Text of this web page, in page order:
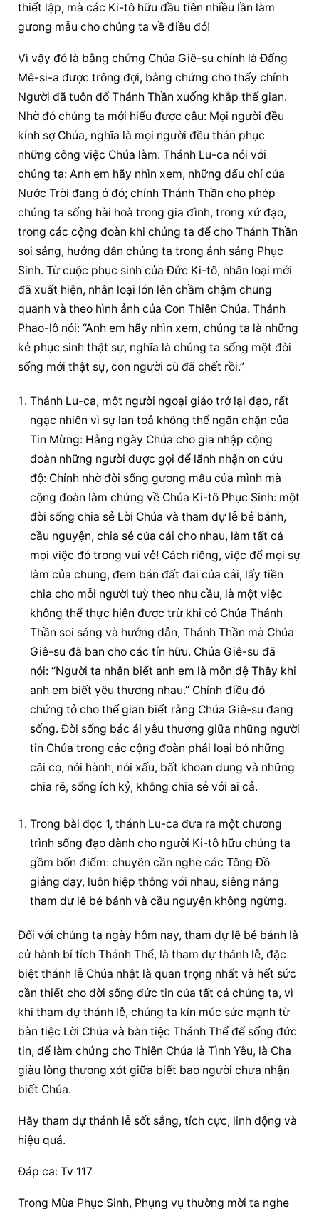
thiết lập, mà các Ki-tô hữu đầu tiên nhiều lần làm
gương mẫu cho chúng ta về điều đó!
Vì vậy đó là bằng chứng Chúa Giê-su chính là Đấng
Mê-si-a được trông đợi, bằng chứng cho thấy chính
Người đã tuôn đổ Thánh Thần xuống khắp thế gian.
Nhờ đó chúng ta mới hiểu được câu: Mọi người đều
kính sợ Chúa, nghĩa là mọi người đều thán phục
những công việc Chúa làm. Thánh Lu-ca nói với
chúng ta: Anh em hãy nhìn xem, những dấu chỉ của
Nước Trời đang ở đó; chính Thánh Thần cho phép
chúng ta sống hài hoà trong gia đình, trong xứ đạo,
trong các cộng đoàn khi chúng ta để cho Thánh Thần
soi sáng, hướng dẫn chúng ta trong ánh sáng Phục
Sinh. Từ cuộc phục sinh của Đức Ki-tô, nhân loại mới
đã xuất hiện, nhân loại lớn lên chầm chậm chung
quanh và theo hình ảnh của Con Thiên Chúa. Thánh
Phao-lô nói: “Anh em hãy nhìn xem, chúng ta là những
kẻ phục sinh thật sự, nghĩa là chúng ta sống một đời
sống mới thật sự, con người cũ đã chết rồi.”
Thánh Lu-ca, một người ngoại giáo trở lại đạo, rất
ngạc nhiên vì sự lan toả không thể ngăn chặn của
Tin Mừng: Hằng ngày Chúa cho gia nhập cộng
đoàn những người được gọi để lãnh nhận ơn cứu
độ: Chính nhờ đời sống gương mẫu của mình mà
cộng đoàn làm chứng về Chúa Ki-tô Phục Sinh: một
đời sống chia sẻ Lời Chúa và tham dự lễ bẻ bánh,
cầu nguyện, chia sẻ của cải cho nhau, làm tất cả
mọi việc đó trong vui vẻ! Cách riêng, việc để mọi sự
làm của chung, đem bán đất đai của cải, lấy tiền
chia cho mỗi người tuỳ theo nhu cầu, là một việc
không thể thực hiện được trừ khi có Chúa Thánh
Thần soi sáng và hướng dẫn, Thánh Thần mà Chúa
Giê-su đã ban cho các tín hữu. Chúa Giê-su đã
nói: “Người ta nhận biết anh em là môn đệ Thầy khi
anh em biết yêu thương nhau.” Chính điều đó
chứng tỏ cho thế gian biết rằng Chúa Giê-su đang
sống. Đời sống bác ái yêu thương giữa những người
tin Chúa trong các cộng đoàn phải loại bỏ những
cãi cọ, nói hành, nói xấu, bất khoan dung và những
chia rẽ, sống ích kỷ, không chia sẻ với ai cả.
Trong bài đọc 1, thánh Lu-ca đưa ra một chương
trình sống đạo dành cho người Ki-tô hữu chúng ta
gồm bốn điểm: chuyên cần nghe các Tông Đồ
giảng dạy, luôn hiệp thông với nhau, siêng năng
tham dự lễ bẻ bánh và cầu nguyện không ngừng.
Đối với chúng ta ngày hôm nay, tham dự lễ bẻ bánh là
cử hành bí tích Thánh Thể, là tham dự thánh lễ, đặc
biệt thánh lễ Chúa nhật là quan trọng nhất và hết sức
cần thiết cho đời sống đức tin của tất cả chúng ta, vì
khi tham dự thánh lễ, chúng ta kín múc sức mạnh từ
bàn tiệc Lời Chúa và bàn tiệc Thánh Thể để sống đức
tin, để làm chứng cho Thiên Chúa là Tình Yêu, là Cha
giàu lòng thương xót giữa biết bao người chưa nhận
biết Chúa.
Hãy tham dự thánh lễ sốt sắng, tích cực, linh động và
hiệu quả.
Đáp ca: Tv 117
Trong Mùa Phục Sinh, Phụng vụ thường mời ta nghe